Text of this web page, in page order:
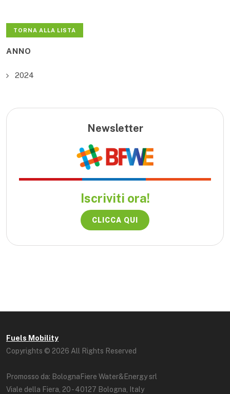
TORNA ALLA LISTA
ANNO
2024
Newsletter
Iscriviti ora!
CLICCA QUI
Fuels Mobility
Copyrights © 2026 All Rights Reserved
Promosso da: BolognaFiere Water&Energy srl
Viale della Fiera, 20 - 40127 Bologna, Italy